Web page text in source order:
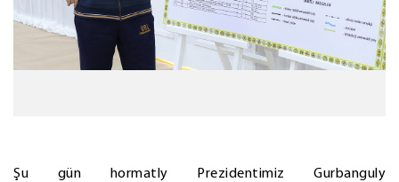
Şu gün hormatly Prezidentimiz Gurbanguly